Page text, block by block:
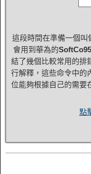
這段時間在準備一個叫
會用到華為的
結了幾個比較常用的排
行解釋，這些命令中的
位能夠根據自己的需要
點